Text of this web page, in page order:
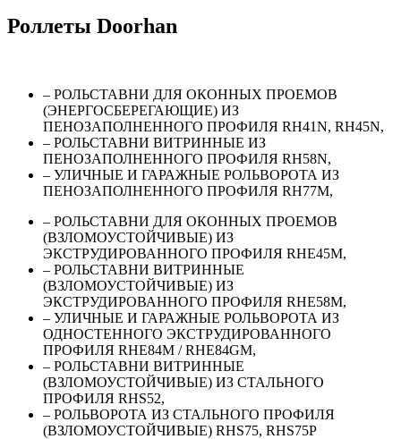
Роллеты Doorhan
– РОЛЬСТАВНИ ДЛЯ ОКОННЫХ ПРОЕМОВ
(ЭНЕРГОСБЕРЕГАЮЩИЕ) ИЗ
ПЕНОЗАПОЛНЕННОГО ПРОФИЛЯ RH41N, RH45N,
– РОЛЬСТАВНИ ВИТРИННЫЕ ИЗ
ПЕНОЗАПОЛНЕННОГО ПРОФИЛЯ RH58N,
– УЛИЧНЫЕ И ГАРАЖНЫЕ РОЛЬВОРОТА ИЗ
ПЕНОЗАПОЛНЕННОГО ПРОФИЛЯ RH77M,
– РОЛЬСТАВНИ ДЛЯ ОКОННЫХ ПРОЕМОВ
(ВЗЛОМОУСТОЙЧИВЫЕ) ИЗ
ЭКСТРУДИРОВАННОГО ПРОФИЛЯ RHE45M,
– РОЛЬСТАВНИ ВИТРИННЫЕ
(ВЗЛОМОУСТОЙЧИВЫЕ) ИЗ
ЭКСТРУДИРОВАННОГО ПРОФИЛЯ RHE58M,
– УЛИЧНЫЕ И ГАРАЖНЫЕ РОЛЬВОРОТА ИЗ
ОДНОСТЕННОГО ЭКСТРУДИРОВАННОГО
ПРОФИЛЯ RHE84M / RHE84GM,
– РОЛЬСТАВНИ ВИТРИННЫЕ
(ВЗЛОМОУСТОЙЧИВЫЕ) ИЗ СТАЛЬНОГО
ПРОФИЛЯ RHS52,
– РОЛЬВОРОТА ИЗ СТАЛЬНОГО ПРОФИЛЯ
(ВЗЛОМОУСТОЙЧИВЫЕ) RHS75, RHS75P